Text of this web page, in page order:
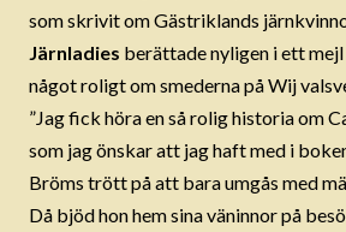
som skrivit om Gästriklands
Järnladies berättade nyligen i ett
något roligt om smederna på Wij
”Jag fick höra en så rolig historia om
som jag önskar att jag haft med i
Bröms trött på att bara umgås med
Då bjöd hon hem sina väninnor på